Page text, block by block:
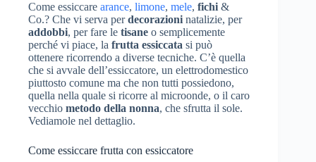
Come essiccare arance, limone, mele, fichi &
Co.? Che vi serva perdecorazioni natalizie, per
addobbi, per fare le tisane o semplicemente
perché vi piace, la frutta essiccata si può
ottenere ricorrendo a diverse tecniche. C’è quella
che si avvale dell’essiccatore, un elettrodomestico
piuttosto comune ma che non tutti possiedono,
quella nella quale si ricorre al microonde, o il caro
vecchio metodo della nonna, che sfrutta il sole.
Vediamole nel dettaglio.
Come essiccare frutta con essiccatore